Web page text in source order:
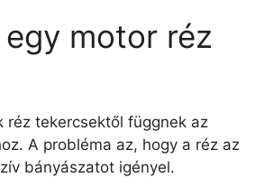
motor réz
réz tekercsektől függnek az
A probléma az, hogy a réz az
bányászatot igényel.